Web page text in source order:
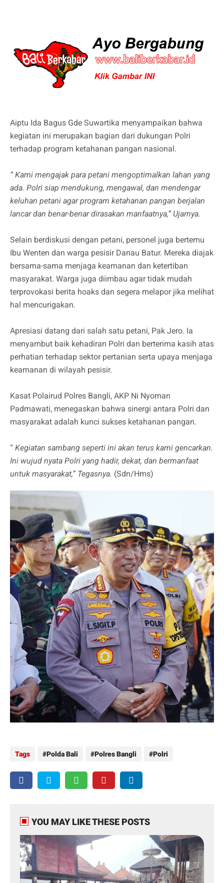
Aiptu Ida Bagus Gde Suwartika menyampaikan bahwa
kegiatan ini merupakan bagian dari dukungan Polri
terhadap program ketahanan pangan nasional.
“ Kami mengajak para petani mengoptimalkan lahan yang
ada. Polri siap mendukung, mengawal, dan mendengar
keluhan petani agar program ketahanan pangan berjalan
lancar dan benar-benar dirasakan manfaatnya,” Ujarnya.
Selain berdiskusi dengan petani, personel juga bertemu
Ibu Wenten dan warga pesisir Danau Batur. Mereka diajak
bersama-sama menjaga keamanan dan ketertiban
masyarakat. Warga juga diimbau agar tidak mudah
terprovokasi berita hoaks dan segera melapor jika melihat
hal mencurigakan.
Apresiasi datang dari salah satu petani, Pak Jero. Ia
menyambut baik kehadiran Polri dan berterima kasih atas
perhatian terhadap sektor pertanian serta upaya menjaga
keamanan di wilayah pesisir.
Kasat Polairud Polres Bangli, AKP Ni Nyoman
Padmawati, menegaskan bahwa sinergi antara Polri dan
masyarakat adalah kunci sukses ketahanan pangan.
“ Kegiatan sambang seperti ini akan terus kami gencarkan.
Ini wujud nyata Polri yang hadir, dekat, dan bermanfaat
untuk masyarakat,” Tegasnya. (Sdn/Hms)
Tags Polda Bali Polres Bangli Polri
YOU MAY LIKE THESE POSTS